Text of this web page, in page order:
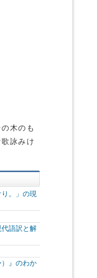
木のも
詠みけ
。」の現
語訳と解
』のわか